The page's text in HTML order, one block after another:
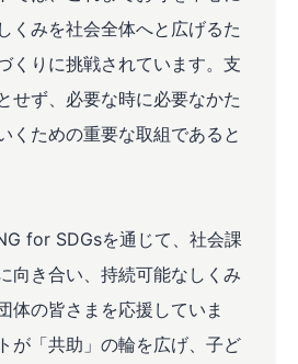
くみを社会全体へと広げるた
くりに挑戦されています。支
せず、必要な時に必要なかた
くための重要な取組であると
for SDGsを通じて、社会課
向き合い、持続可能なしくみ
体の皆さまを応援していま
が「共助」の輪を広げ、子ど